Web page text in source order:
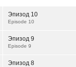
Эпизод 10
Episode 10
Эпизод 9
Episode 9
Эпизод 8